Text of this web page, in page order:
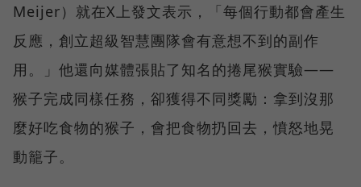
Meijer）就在X上發文表示，「每個行動都會產生
反應，創立超級智慧團隊會有意想不到的副作
用。」他還向媒體張貼了知名的捲尾猴實驗——
猴子完成同樣任務，卻獲得不同獎勵：拿到沒那
麼好吃食物的猴子，會把食物扔回去，憤怒地晃
動籠子。